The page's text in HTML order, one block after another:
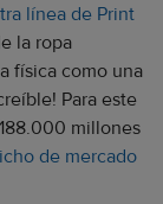
línea de Print
la ropa
física como una
Para este
millones
de mercado